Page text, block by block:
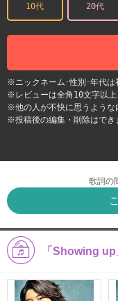
10代 20代
※ニックネーム･性別･年代は
※レビューは全角10文字以上
※他の人が不快に思うような
※投稿後の編集・削除はでき
歌詞の
「Showing